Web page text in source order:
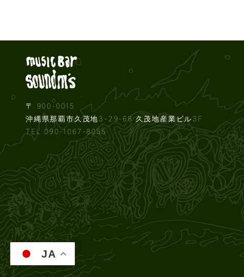
Live music bar
〒 900-0015
沖縄県那覇市久茂地3-29-68 久茂地産業ビル3F
TEL:090-1067-8055
JA